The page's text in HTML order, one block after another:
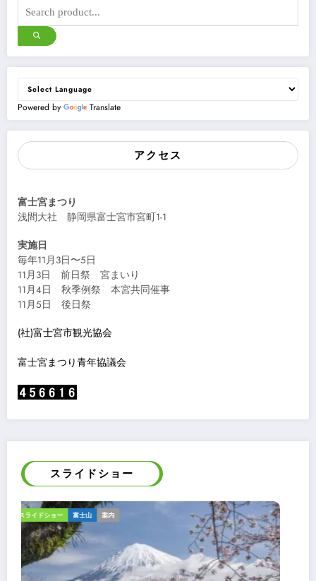
Powered by Translate
アクセス
富士宮まつり
浅間大社 静岡県富士宮市宮町1-1
実施日
毎年11月3日〜5日
11月3日 前日祭 宮まいり
11月4日 秋季例祭 本宮共同催事
11月5日 後日祭
(社)富士宮市観光協会
富士宮まつり青年協議会
スライドショー
ギャラリー スライドショー